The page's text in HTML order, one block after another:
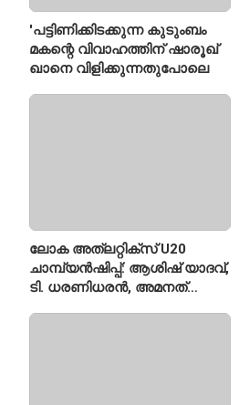
'പട്ടിണിക്കിടക്കുന്ന കുടുംബം
മകന്റെ വിവാഹത്തിന് ഷാരൂഖ്
ഖാനെ വിളിക്കുന്നതുപോലെ
ലോക അത്‌ലറ്റിക്സ് U20
ചാമ്പ്യൻഷിപ്പ്: ആശിഷ് യാദവ്,
ടി. ധരണിധരൻ, അമനത്